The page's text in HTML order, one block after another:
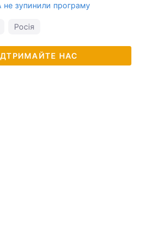
не зупинили програму
Росія
НАС